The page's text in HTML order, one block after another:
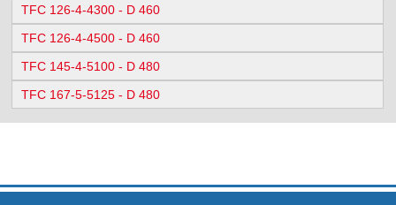
TFC 126-4-4300 - D 460
TFC 126-4-4500 - D 460
TFC 145-4-5100 - D 480
TFC 167-5-5125 - D 480